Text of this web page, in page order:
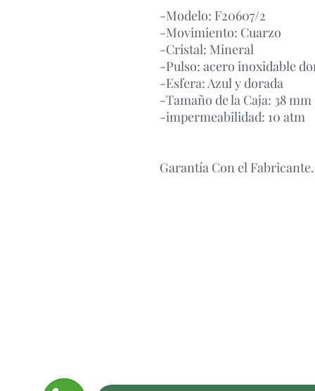
-Modelo: F20607/2
-Movimiento: Cuarzo
-Cristal: Mineral
-Pulso: acero inoxidable
-Esfera: Azul y dorada
-Tamaño de la Caja: 38 mm
-impermeabilidad: 10 atm
Garantía Con el Fabricante.